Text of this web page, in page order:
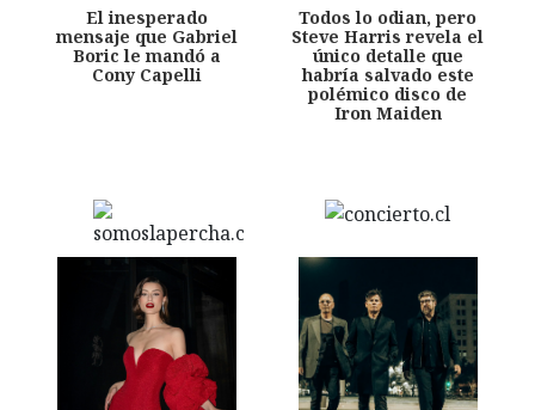
El inesperado
mensaje que Gabriel
Boric le mandó a
Cony Capelli
Todos lo odian, pero
Steve Harris revela el
único detalle que
habría salvado este
polémico disco de
Iron Maiden